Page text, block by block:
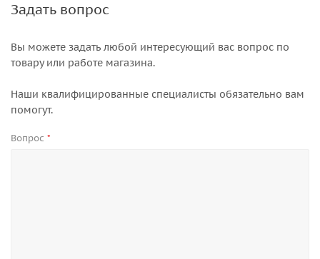
Задать вопрос
Вы можете задать любой интересующий вас вопрос по
товару или работе магазина.
Наши квалифицированные специалисты обязательно вам
помогут.
Вопрос *